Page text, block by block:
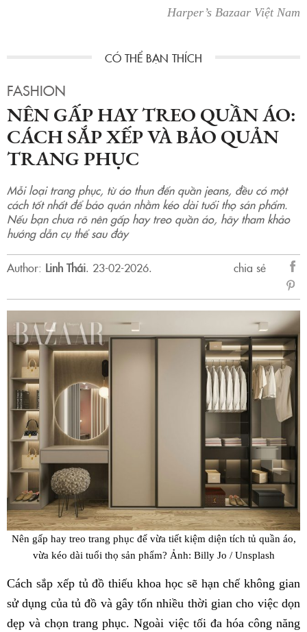
Harper’s Bazaar Việt Nam
FASHION
NÊN GẤP HAY TREO QUẦN ÁO:
CÁCH SẮP XẾP VÀ BẢO QUẢN
TRANG PHỤC
Mỗi loại trang phục, từ áo thun đến quần jeans, đều có một
cách tốt nhất để bảo quản nhằm kéo dài tuổi thọ sản phẩm.
Nếu bạn chưa rõ nên gấp hay treo quần áo, hãy tham khảo
hướng dẫn cụ thể sau đây
Author: Linh Thái. 23-02-2026.
chia sẻ
sẻ
Nên gấp hay treo trang phục để vừa tiết kiệm diện tích tủ quần áo,
vừa kéo dài tuổi thọ sản phẩm? Ảnh: Billy Jo / Unsplash
Cách sắp xếp tủ đồ thiếu khoa học sẽ hạn chế không gian
sử dụng của tủ đồ và gây tốn nhiều thời gian cho việc dọn
dẹp và chọn trang phục. Ngoài việc tối đa hóa công năng